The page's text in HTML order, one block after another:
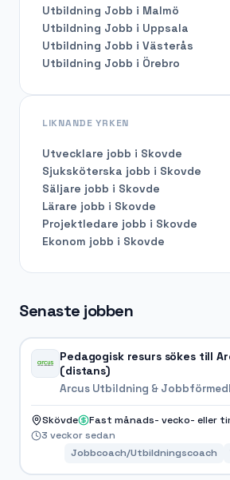
Senaste jobben
Pedagogisk resurs sökes till
(distans)
Arcus Utbildning &
Skövde
Fast månads- vecko- eller
3 veckor sedan
Jobbcoach/Utbildningscoach
Utbildning Jobb i Malmö
Utbildning Jobb i Uppsala
Utbildning Jobb i Västerås
Utbildning Jobb i Örebro
LIKNANDE YRKEN
Utvecklare jobb i Skovde
Sjuksköterska jobb i Skovde
Säljare jobb i Skovde
Lärare jobb i Skovde
Projektledare jobb i Skovde
Ekonom jobb i Skovde